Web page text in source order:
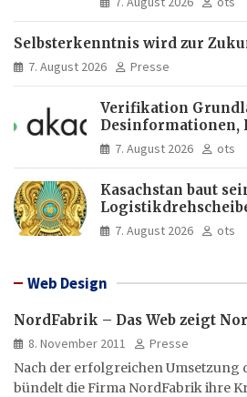
Selbsterkenntnis wird zur
7. August 2026 Presse
Verifikation
Desinformationen,
manipulierte
7. August 2026 ots
Kasachstan baut
und Asien aus
7. August 2026 ots
Web Design
NordFabrik – Das Web zeigt
8. November 2011
Presse
Nach der erfolgreichen Umsetzung
bündelt die Firma NordFabrik ihre